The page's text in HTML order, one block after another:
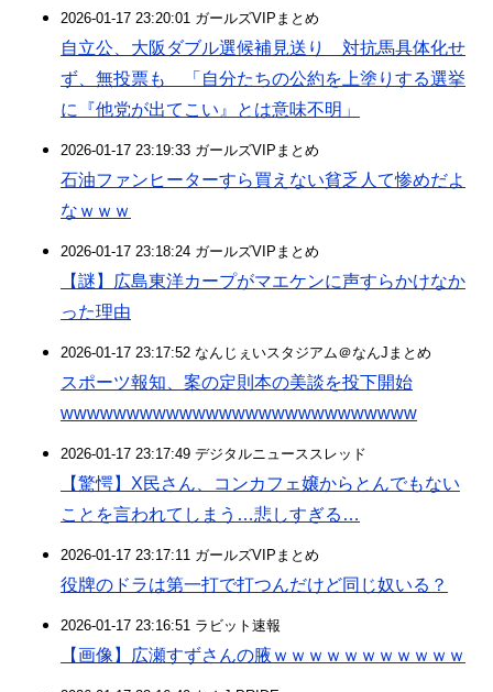
2026-01-17 23:20:01 ガールズVIPまとめ
自立公、大阪ダブル選候補見送り 対抗馬具体化せ
ず、無投票も 「自分たちの公約を上塗りする選挙
に『他党が出てこい』とは意味不明」
2026-01-17 23:19:33 ガールズVIPまとめ
石油ファンヒーターすら買えない貧乏人て惨めだよ
なｗｗｗ
2026-01-17 23:18:24 ガールズVIPまとめ
【謎】広島東洋カープがマエケンに声すらかけなか
った理由
2026-01-17 23:17:52 なんじぇいスタジアム＠なんJまとめ
スポーツ報知、案の定則本の美談を投下開始
wwwwwwwwwwwwwwwwwwwwwwwwwww
2026-01-17 23:17:49 デジタルニューススレッド
【驚愕】X民さん、コンカフェ嬢からとんでもない
ことを言われてしまう…悲しすぎる…
2026-01-17 23:17:11 ガールズVIPまとめ
役牌のドラは第一打で打つんだけど同じ奴いる？
2026-01-17 23:16:51 ラビット速報
【画像】広瀬すずさんの腋ｗｗｗｗｗｗｗｗｗｗｗ